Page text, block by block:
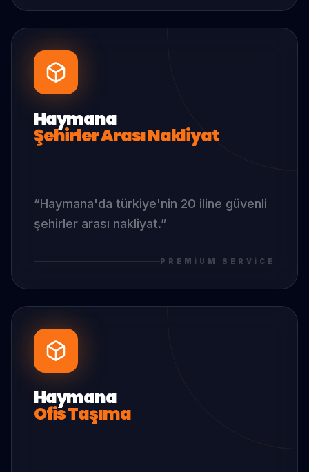
Haymana
Şehirler Arası Nakliyat
“Haymana'da türkiye'nin 20 iline güvenli
şehirler arası nakliyat.”
PREMIUM SERVICE
Haymana
Ofis Taşıma